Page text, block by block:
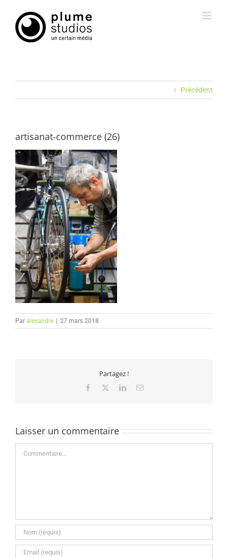
contenu
Précédent
artisanat-commerce (26)
Par alexandre 27 mars 2018
Partagez !
Facebook LinkedIn
Laisser un commentaire